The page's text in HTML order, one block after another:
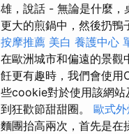
雄，說話 - 無論是什麼，
更大的煎鍋中，然後扔鴨
按摩推薦 美白 養護中心
在歐洲城市和偏遠的景觀
飪更有趣時，我們會使用
些cookie對於使用該網站
到狂歡節甜甜圈。 歐式外
麵團抬高兩次，首先是在